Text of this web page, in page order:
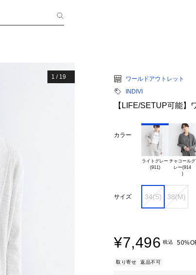
1 / 19
ワールドアウトレット
INDIVI
【LIFE/SETUP可能】
カラー
ライトグレー
(911)
チャコールグ
レー(914
)
サイズ 34(S) 38(M)
¥7,496 税込
取り寄せ 返品不可